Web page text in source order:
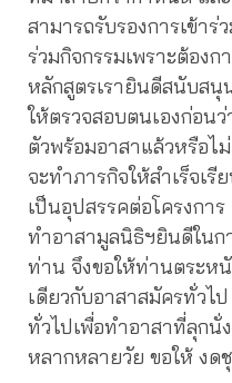
สามารถรับรองการเข้า
ร่วมกิจกรรมเพราะต้องก
หลักสูตรเรายินดีสนับสนุ
ให้ตรวจสอบตนเองก่อน
ตัวพร้อมอาสาแล้วหรือ
จะทำภารกิจให้สำเร็จเ
เป็นอุปสรรคต่อโครงกา
ทำอาสามูลนิธิฯยินดีในก
ท่าน จึงขอให้ท่านตระห
เดียวกับอาสาสมัครทั่วไ
ทั่วไปเพื่อทำอาสาที่ลุกนั่
หลากหลายวัย ขอให้ งด